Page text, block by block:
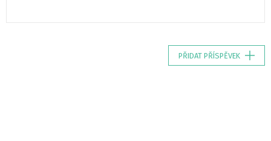
PŘIDAT PŘÍSPĚVEK